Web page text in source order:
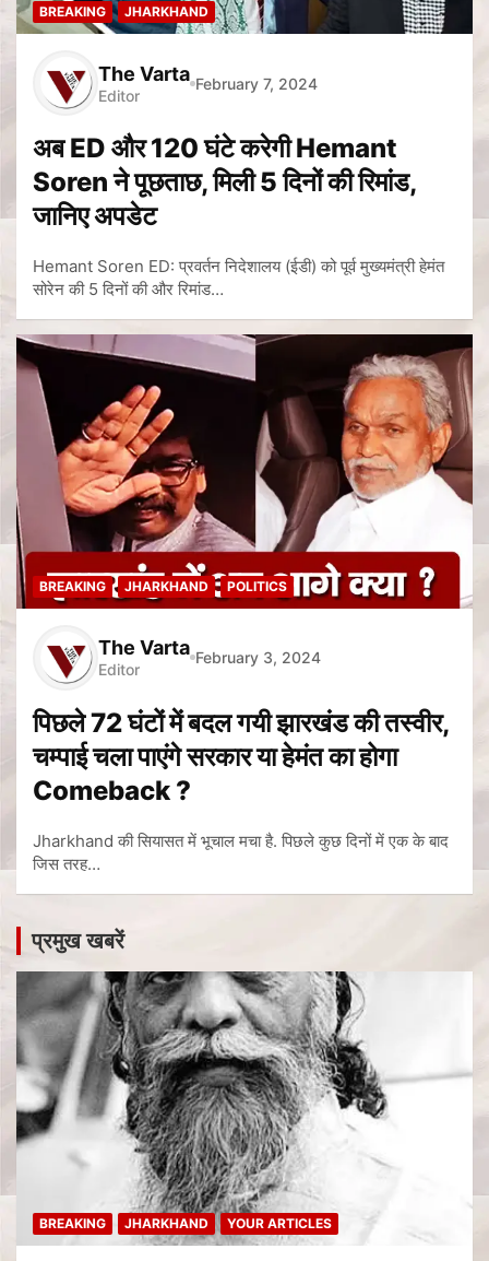
BREAKING JHARKHAND
The Varta
Editor
February 7, 2024
अब ED और 120 घंटे करेगी Hemant
Soren ने पूछताछ, मिली 5 दिनों की रिमांड,
जानिए अपडेट
Hemant Soren ED: प्रवर्तन निदेशालय (ईडी) को पूर्व मुख्यमंत्री हेमंत
सोरेन की 5 दिनों की और रिमांड…
BREAKING JHARKHAND POLITICS
The Varta
Editor
February 3, 2024
पिछले 72 घंटों में बदल गयी झारखंड की तस्वीर,
चम्पाई चला पाएंगे सरकार या हेमंत का होगा
Comeback ?
Jharkhand की सियासत में भूचाल मचा है. पिछले कुछ दिनों में एक के बाद
जिस तरह…
प्रमुख खबरें
BREAKING JHARKHAND YOUR ARTICLES